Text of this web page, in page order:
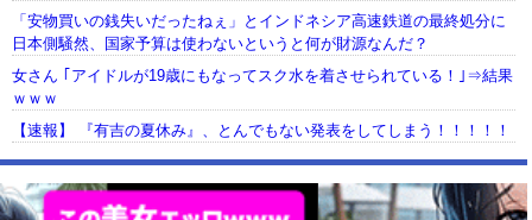
「安物買いの銭失いだったねぇ」とインドネシア高速鉄道の最終処分に
日本側騒然、国家予算は使わないというと何が財源なんだ？
女さん ｢アイドルが19歳にもなってスク水を着させられている！｣⇒結果
ｗｗｗ
【速報】 『有吉の夏休み』、とんでもない発表をしてしまう！！！！！
【動画】USJの禁止エリアに子どもたちが続々乱入 → スタッフが注意し
ても止まらない事態に
Powered by livedoor 相互RSS